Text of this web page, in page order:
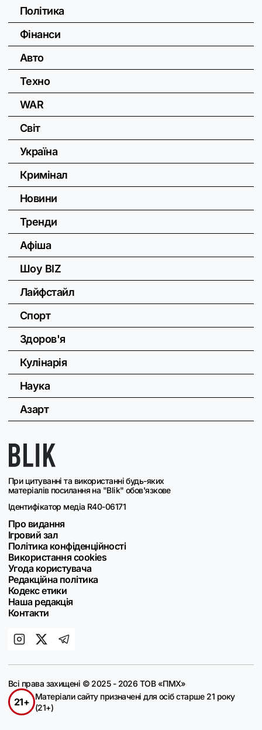
При цитуванні та використанні будь-яких
матеріалів посилання на "Blik" обов'язкове
Ідентифікатор медіа R40-06171
Про видання
Ігровий зал
Політика конфіденційності
Використання cookies
Угода користувача
Редакційна політика
Кодекс етики
Наша редакція
Контакти
Політика
Фінанси
Авто
Техно
WAR
Світ
Україна
Кримінал
Новини
Тренди
Афіша
Шоу BIZ
Лайфстайл
Спорт
Здоров'я
Кулінарія
Наука
Азарт
Всі права захищені © 2025 - 2026 ТОВ «ПМХ»
21+
Матеріали сайту призначені для осіб старше 21 року
(21+)